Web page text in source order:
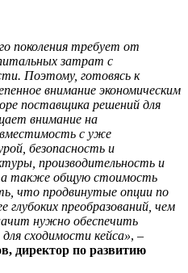
поколения требует от
затрат с
Поэтому, готовясь к
внимание экономическим
поставщика решений для
внимание на
с уже
безопасность и
производительность и
а также общую стоимость
что продвинутые опции по
преобразований, чем
нужно обеспечить
сходимости кейса», –
директор по развитию